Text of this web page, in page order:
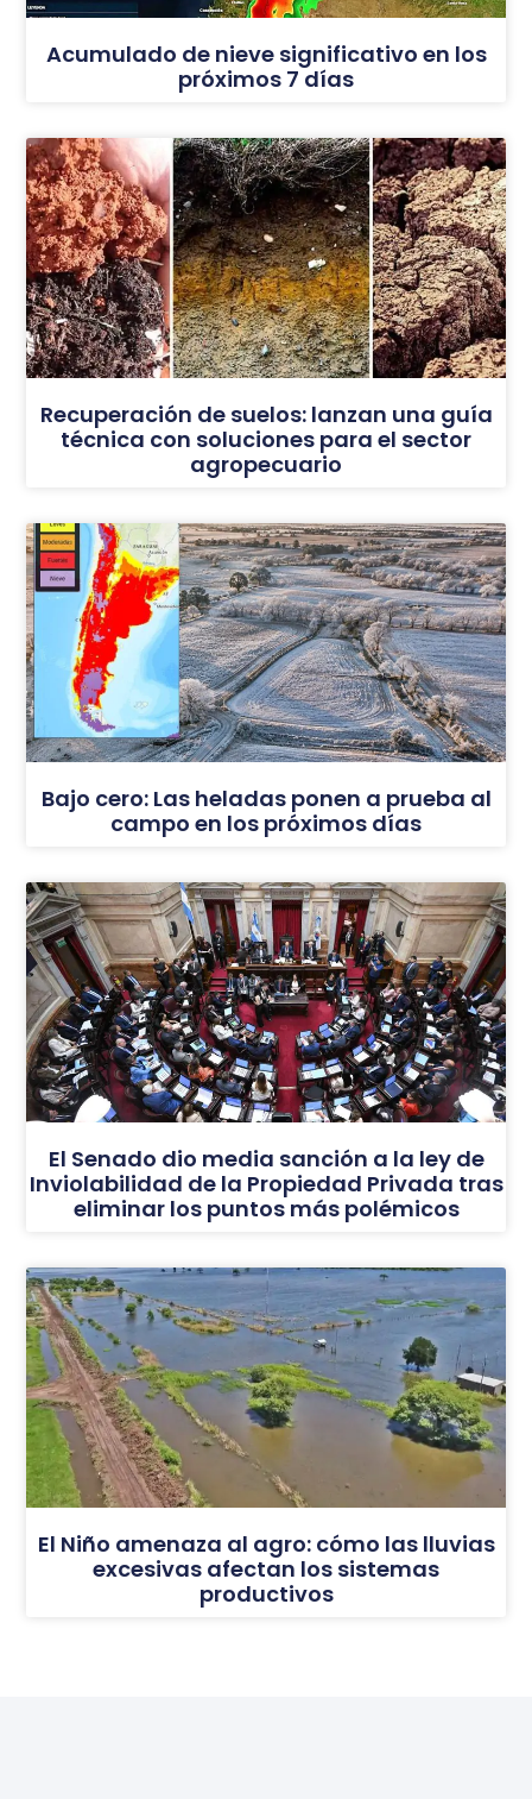
Acumulado de nieve significativo en los
próximos 7 días
Recuperación de suelos: lanzan una guía
técnica con soluciones para el sector
agropecuario
Bajo cero: Las heladas ponen a prueba al
campo en los próximos días
El Senado dio media sanción a la ley de
Inviolabilidad de la Propiedad Privada tras
eliminar los puntos más polémicos
El Niño amenaza al agro: cómo las lluvias
excesivas afectan los sistemas
productivos